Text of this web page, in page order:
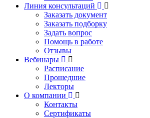
Линия консультаций
Заказать документ
Заказать подборку
Задать вопрос
Помощь в работе
Отзывы
Вебинары
Расписание
Прошедшие
Лекторы
О компании
Контакты
Сертификаты